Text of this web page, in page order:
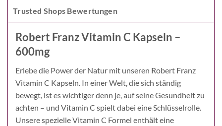
Trusted Shops Bewertungen
Robert Franz Vitamin C Kapseln –
600mg
Erlebe die Power der Natur mit unseren Robert Franz
Vitamin C Kapseln. In einer Welt, die sich ständig
bewegt, ist es wichtiger denn je, auf seine Gesundheit zu
achten – und Vitamin C spielt dabei eine Schlüsselrolle.
Unsere spezielle Vitamin C Formel enthält eine